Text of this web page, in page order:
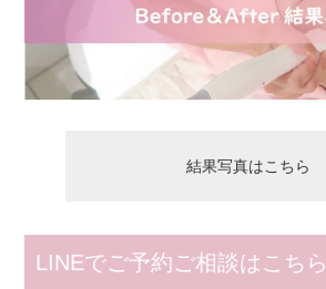
結果写真はこちら
LINEでご予約ご相談はこちら